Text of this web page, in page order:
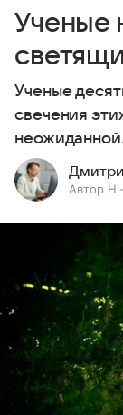
Ученые
Ученые
свечения
Автор